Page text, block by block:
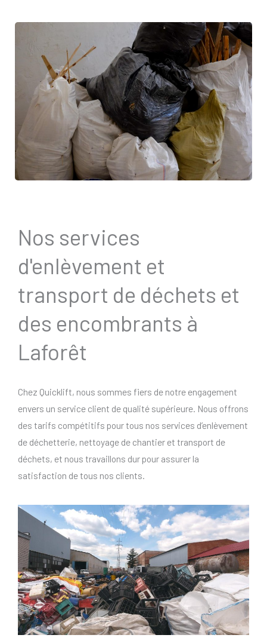
Nos services
d'enlèvement et
transport de déchets et
des encombrants à
Laforêt
Chez Quicklift, nous sommes fiers de notre engagement
envers un service client de qualité supérieure. Nous offrons
des tarifs compétitifs pour tous nos services d’enlèvement
de déchetterie, nettoyage de chantier et transport de
déchets, et nous travaillons dur pour assurer la
satisfaction de tous nos clients.